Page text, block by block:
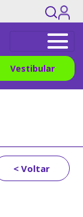
Vestibular
< Voltar